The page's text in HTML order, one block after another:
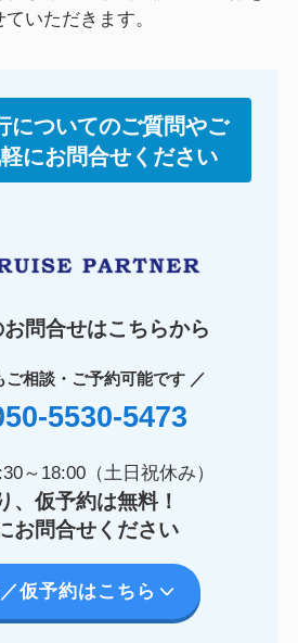
いただきます。
についてのご質問やご
にお問合せください
問合せはこちらから
ご相談・ご予約可能です ／
5530-5473
～18:00（土日祝休み）
、仮予約は無料！
お問合せください
仮予約はこちら